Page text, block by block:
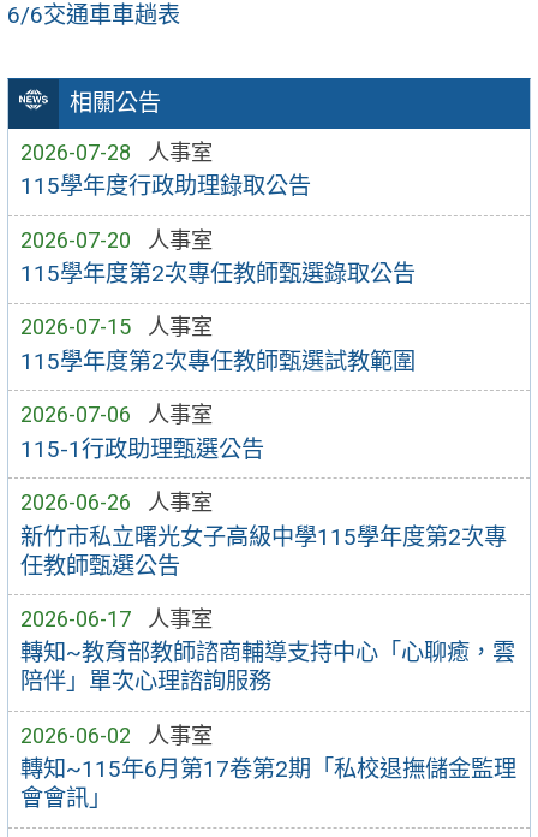
相關公告
2026-07-28 人事室
115學年度行政助理錄取公告
2026-07-20 人事室
115學年度第2次專任教師甄選錄取公告
2026-07-15 人事室
115學年度第2次專任教師甄選試教範圍
2026-07-06 人事室
115-1行政助理甄選公告
2026-06-26 人事室
新竹市私立曙光女子高級中學115學年度第2次專
任教師甄選公告
2026-06-17 人事室
轉知~教育部教師諮商輔導支持中心「心聊癒，雲
陪伴」單次心理諮詢服務
2026-06-02 人事室
轉知~115年6月第17卷第2期「私校退撫儲金監理
會會訊」
6/6交通車車趟表